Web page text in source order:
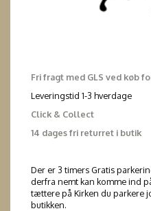
Fri fragt med GLS ved køb
Leveringstid 1-3 hverdage
Click & Collect
14 dages fri returret i butik
Der er 3 timers Gratis
derfra nemt kan komme ind
tættere på Kirken du parkere
butikken.